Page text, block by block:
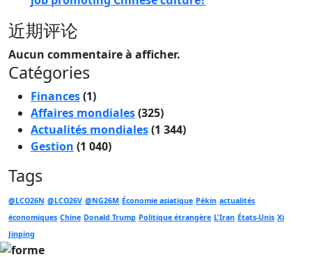
近期评论
Aucun commentaire à afficher.
Catégories
Finances(1)
Affaires mondiales(325)
Actualités mondiales(1 344)
Gestion (1 040)
Tags
@LCO26N @LCO26V @NG26M Économie asiatique Pékin actualités
économiques Chine Donald Trump Politique étrangère L'Iran États-Unis Xi
Jinping